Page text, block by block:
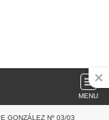
MENU
GONZÁLEZ Nº 03/03